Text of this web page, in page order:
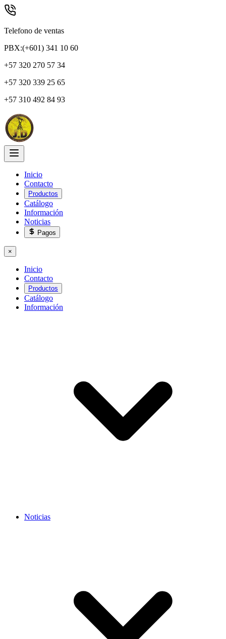
Telefono de ventas
PBX:(+601) 341 10 60
+57 320 270 57 34
+57 320 339 25 65
+57 310 492 84 93
Inicio
Contacto
Productos
Catálogo
Información
Noticias
Pagos
×
Inicio
Contacto
Productos
Catálogo
Información
Noticias